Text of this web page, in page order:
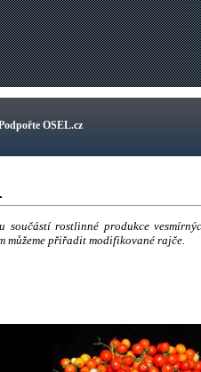
OSEL.cz
součástí rostlinné produkce
můžeme přiřadit modifikované rajče.